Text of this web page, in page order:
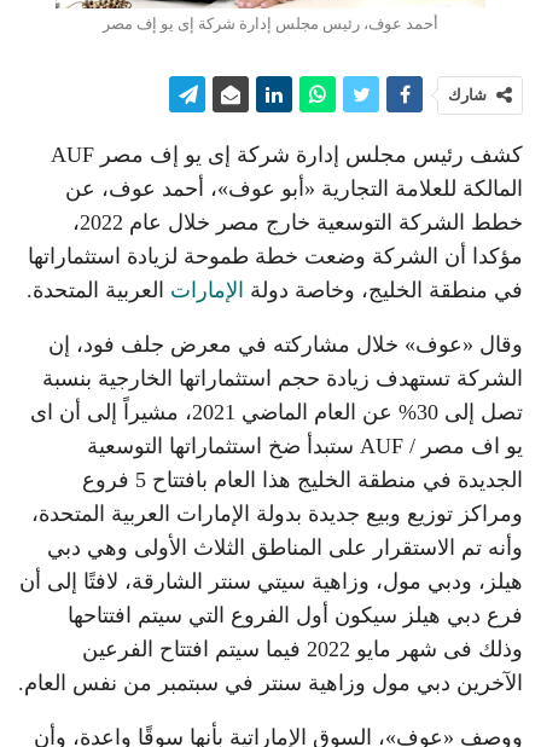
أحمد عوف، رئيس مجلس إدارة شركة إى يو إف مصر
شارك
كشف رئيس مجلس إدارة شركة إى يو إف مصر AUF
المالكة للعلامة التجارية «أبو عوف»، أحمد عوف، عن
خطط الشركة التوسعية خارج مصر خلال عام 2022،
مؤكدا أن الشركة وضعت خطة طموحة لزيادة استثماراتها
في منطقة الخليج، وخاصة دولة الإمارات العربية المتحدة.
وقال «عوف» خلال مشاركته في معرض جلف فود، إن
الشركة تستهدف زيادة حجم استثماراتها الخارجية بنسبة
تصل إلى 30% عن العام الماضي 2021، مشيراً إلى أن اى
يو اف مصر / AUF ستبدأ ضخ استثماراتها التوسعية
الجديدة في منطقة الخليج هذا العام بافتتاح 5 فروع
ومراكز توزيع وبيع جديدة بدولة الإمارات العربية المتحدة،
وأنه تم الاستقرار على المناطق الثلاث الأولى وهي دبي
هيلز، ودبي مول، وزاهية سيتي سنتر الشارقة، لافتًا إلى أن
فرع دبي هيلز سيكون أول الفروع التي سيتم افتتاحها
وذلك فى شهر مايو 2022 فيما سيتم افتتاح الفرعين
الآخرين دبي مول وزاهية سنتر في سبتمبر من نفس العام.
ووصف «عوف»، السوق الإماراتية بأنها سوقًا واعدة، وأن